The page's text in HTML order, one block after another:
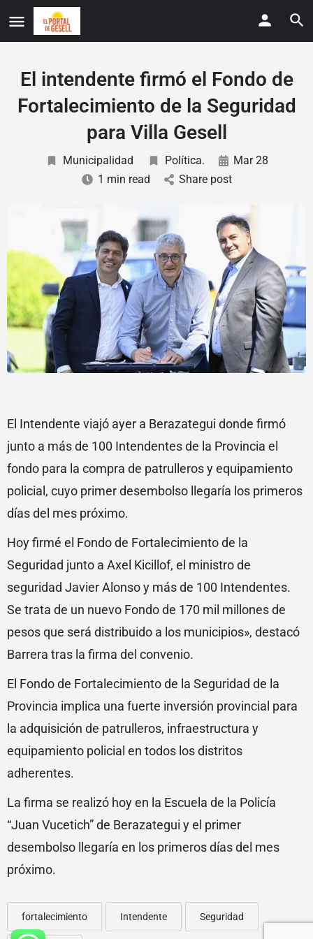
El intendente firmó el Fondo de
Fortalecimiento de la Seguridad
para Villa Gesell
Municipalidad Política.
Mar 28
1 min read
Share post
El Intendente viajó ayer a Berazategui donde firmó
junto a más de 100 Intendentes de la Provincia el
fondo para la compra de patrulleros y equipamiento
policial, cuyo primer desembolso llegaría los primeros
días del mes próximo.
Hoy firmé el Fondo de Fortalecimiento de la
Seguridad junto a Axel Kicillof, el ministro de
seguridad Javier Alonso y más de 100 Intendentes.
Se trata de un nuevo Fondo de 170 mil millones de
pesos que será distribuido a los municipios», destacó
Barrera tras la firma del convenio.
El Fondo de Fortalecimiento de la Seguridad de la
Provincia implica una fuerte inversión provincial para
la adquisición de patrulleros, infraestructura y
equipamiento policial en todos los distritos
adherentes.
La firma se realizó hoy en la Escuela de la Policía
“Juan Vucetich” de Berazategui y el primer
desembolso llegaría en los primeros días del mes
próximo.
fortalecimiento Intendente Seguridad